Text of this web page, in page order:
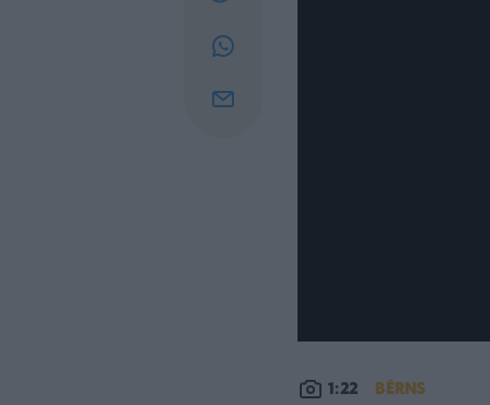
1:22 BĒRNS